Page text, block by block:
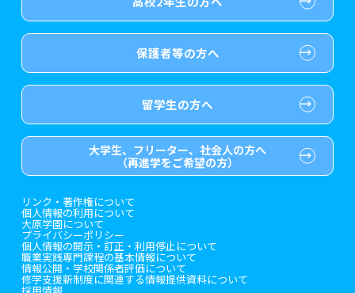
歯科衛生士系
保育士・幼稚園教諭系
ホテル・鉄道・トラベル系
ブライダル系
ビューティー系
美容師系
専門実践教育訓練給付金制度
試験による特待生制度
資格・クラブ活動による特待生制度
ボランティア・クラブ・生徒会活動推薦入学
大学生・短期大学生特別入学
東京経営大学への3年次編入学
短期大学との併修
入学前のお勧め学習システム
大学・短期大学・公務員併願制度
大原学園グループ案内
各種証明書の発行ご希望の方
（2019年3月以降の卒業生）
保護者等の方へ
留学生の方へ
大学生、フリーター、社会人の方へ
（再進学をご希望の方）
リンク・著作権について
個人情報の利用について
大原学園について
プライバシーポリシー
個人情報の開示・訂正・利用停止について
職業実践専門課程の基本情報について
情報公開・学校関係者評価について
修学支援新制度に関連する情報提供資料について